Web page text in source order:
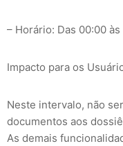
– Horário: Das 00:00
Impacto para os
Neste intervalo, não
documentos aos
As demais